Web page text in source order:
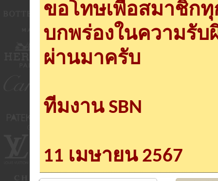
ขอโทษเพื่อสมาชิก
บกพร่องในความรั
ผ่านมาครับ
ทีมงาน SBN
11 เมษายน 2567